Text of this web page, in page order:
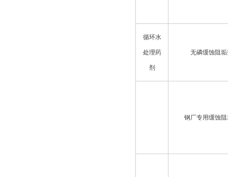
循环水
处理药
剂
无磷缓蚀阻
钢厂专用缓蚀